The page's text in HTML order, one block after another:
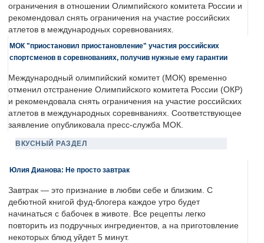
ограничения в отношении Олимпийского комитета России и
рекомендовал снять ограничения на участие российских
атлетов в международных соревнованиях.
МОК "приостановил приостановление" участия российских
спортсменов в соревнованиях, получив нужные ему гарантии
Международный олимпийский комитет (МОК) временно
отменил отстранение Олимпийского комитета России (ОКР)
и рекомендовала снять ограничения на участие российских
атлетов в международных соревнваниях. Соответствующее
заявление опубликовала пресс-служба МОК.
ВКУСНЫЙ РАЗДЕЛ
Юлия Дианова: Не просто завтрак
Завтрак — это признание в любви себе и близким. С
дебютной книгой фуд-блогера каждое утро будет
начинаться с бабочек в животе. Все рецепты легко
повторить из подручных ингредиентов, а на приготовление
некоторых блюд уйдет 5 минут.